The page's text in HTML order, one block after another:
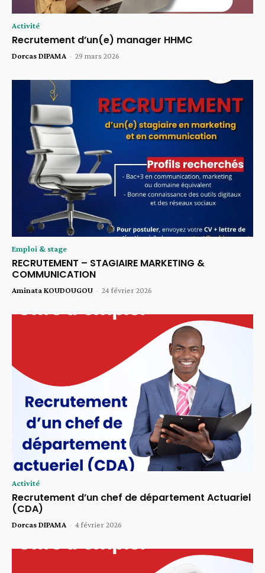
Activité
Recrutement d’un(e) manager HHMC
Dorcas DIPAMA - 29 mars 2026
Emploi & stage
RECRUTEMENT – STAGIAIRE MARKETING &
COMMUNICATION
Aminata KOUDOUGOU - 24 février 2026
Activité
Recrutement d’un chef de département Actuariel
(CDA)
Dorcas DIPAMA - 4 février 2026